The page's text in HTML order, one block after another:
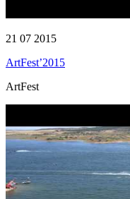
21 07 2015
ArtFest’2015
ArtFest